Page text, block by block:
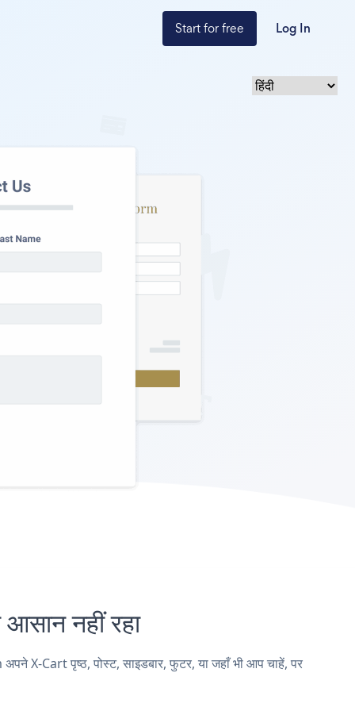
Start for free Log In
नहीं रहा
X-Cart पृष्ठ, पोस्ट, साइडबार, फुटर, या जहाँ भी आप चाहें, पर